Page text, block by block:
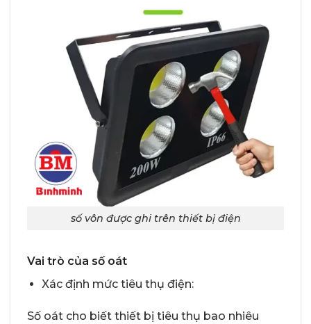
số vôn được ghi trên thiết bị điện
Vai trò của số oát
Xác định mức tiêu thụ điện:
Số oát cho biết thiết bị tiêu thụ bao nhiêu